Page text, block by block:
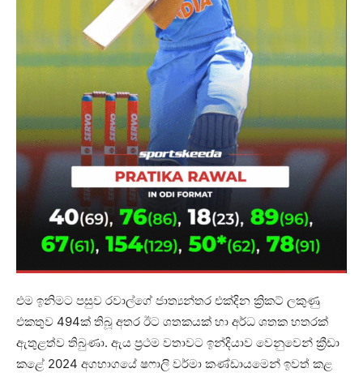
එම ඉනිමට පසුව රවාල්ගේ ජාත්‍යන්තර එක්දින ක්‍රිකට් ලකුණු
එකතුව 494ක් තිබූ අතර ඊට ශතකයක් හා අර්ධ ශතක හතරක්
ඇතුළත්ව තිබුණා. ඇය ප්‍රථම වතාවට ඉන්දියාව වෙනුවෙන් ක්‍රීඩා
කළේ 2024 අගභාගයේ ෂෆාලි වර්මා කණ්ඩායමෙන් ඉවත් කළ